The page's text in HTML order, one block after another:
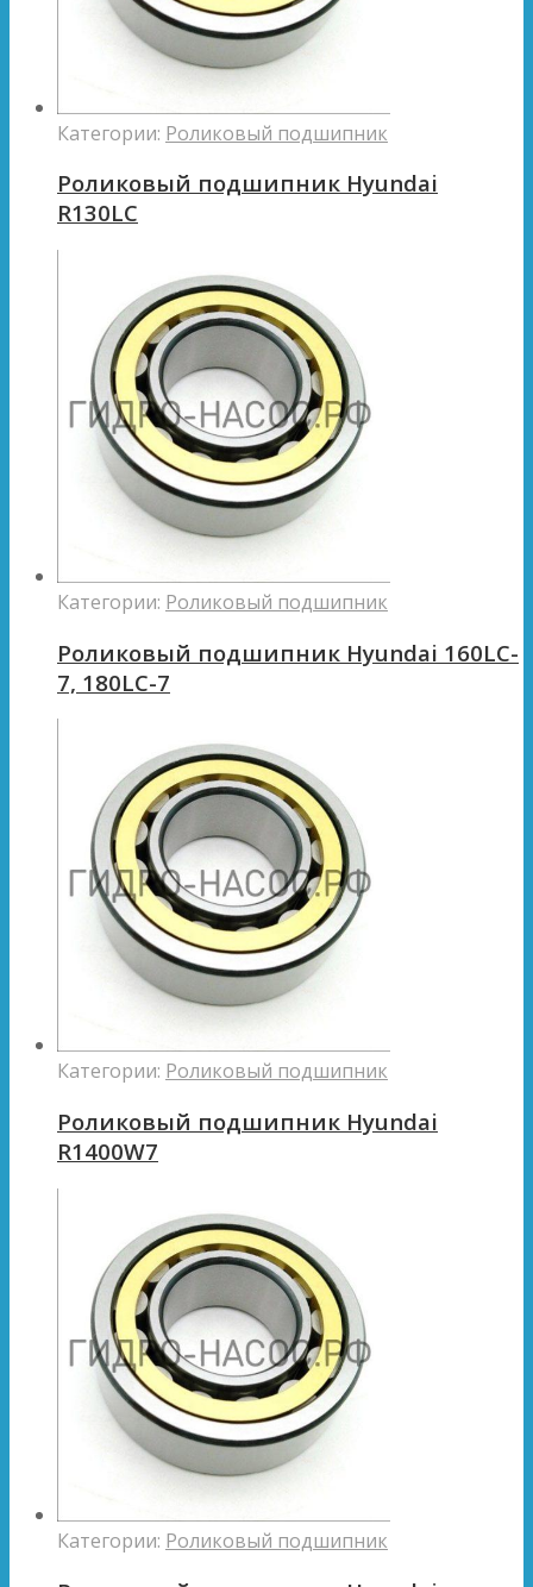
Категории: Роликовый подшипник
Роликовый подшипник Hyundai
R130LC
Категории: Роликовый подшипник
Роликовый подшипник Hyundai 160LC-
7, 180LC-7
Категории: Роликовый подшипник
Роликовый подшипник Hyundai
R1400W7
Категории: Роликовый подшипник